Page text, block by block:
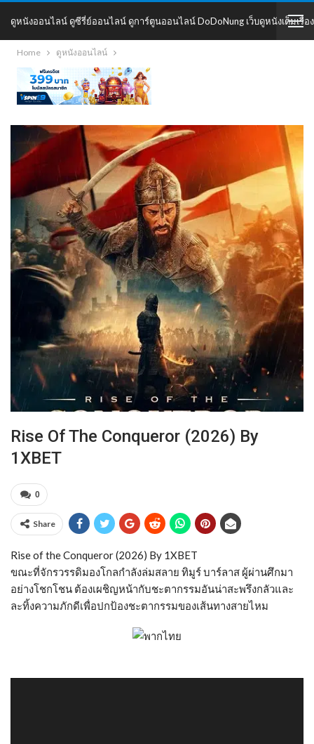
ดูหนังออนไลน์ ดูซีรี่ย์ออนไลน์ ดูการ์ตูนออนไลน์ DoDoNung เว็บดูหนังเต็มเรื่อง
DoDoNung
Home ดูหนังออนไลน์
Rise Of The Conqueror (2026) By
1XBET
0
Share
Rise of the Conqueror (2026) By 1XBET
ขณะที่จักรวรรดิมองโกลกำลังล่มสลาย ทิมูร์ บาร์ลาส ผู้ผ่านศึกมา
อย่างโชกโชน ต้องเผชิญหน้ากับชะตากรรมอันน่าสะพรึงกลัวและ
ละทิ้งความภักดีเพื่อปกป้องชะตากรรมของเส้นทางสายไหม